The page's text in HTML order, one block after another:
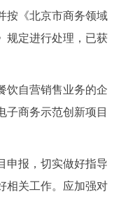
按《北京市商务领域
规定进行处理，已获
自营销售业务的企
子商务示范创新项目
报，切实做好指导
相关工作。应加强对